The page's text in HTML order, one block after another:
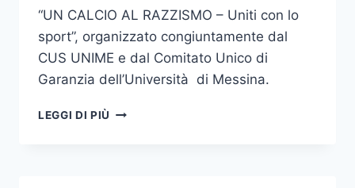
“UN CALCIO AL RAZZISMO – Uniti con lo
sport”, organizzato congiuntamente dal
CUS UNIME e dal Comitato Unico di
Garanzia dell’Università di Messina.
LEGGI DI PIÙ CUS